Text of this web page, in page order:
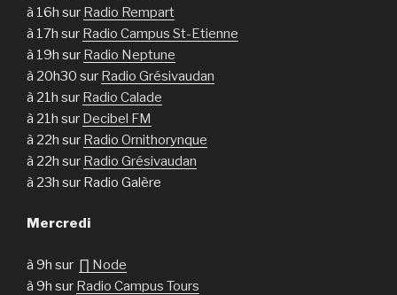
à 16h sur Radio Rempart
à 17h sur Radio Campus St-Etienne
à 19h sur Radio Neptune
à 20h30 sur Radio Grésivaudan
à 21h sur Radio Calade
à 21h sur Decibel FM
à 22h sur Radio Ornithorynque
à 22h sur Radio Grésivaudan
à 23h sur Radio Galère
Mercredi
à 9h sur ∏ Node
à 9h sur Radio Campus Tours